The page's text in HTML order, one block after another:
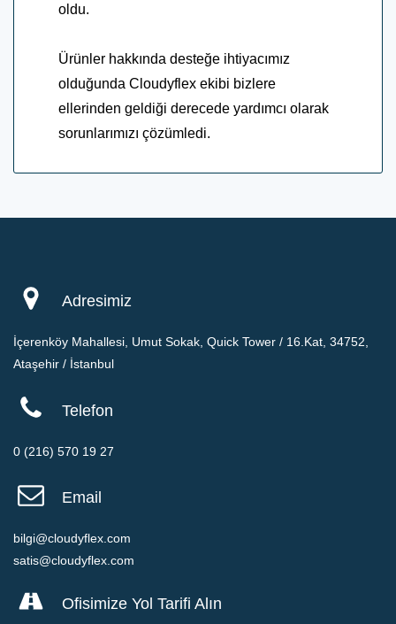
oldu.
Ürünler hakkında desteğe ihtiyacımız
olduğunda Cloudyflex ekibi bizlere
ellerinden geldiği derecede yardımcı olarak
sorunlarımızı çözümledi.
Adresimiz
İçerenköy Mahallesi, Umut Sokak, Quick Tower / 16.Kat, 34752,
Ataşehir / İstanbul
Telefon
0 (216) 570 19 27
Email
bilgi@cloudyflex.com
satis@cloudyflex.com
Ofisimize Yol Tarifi Alın